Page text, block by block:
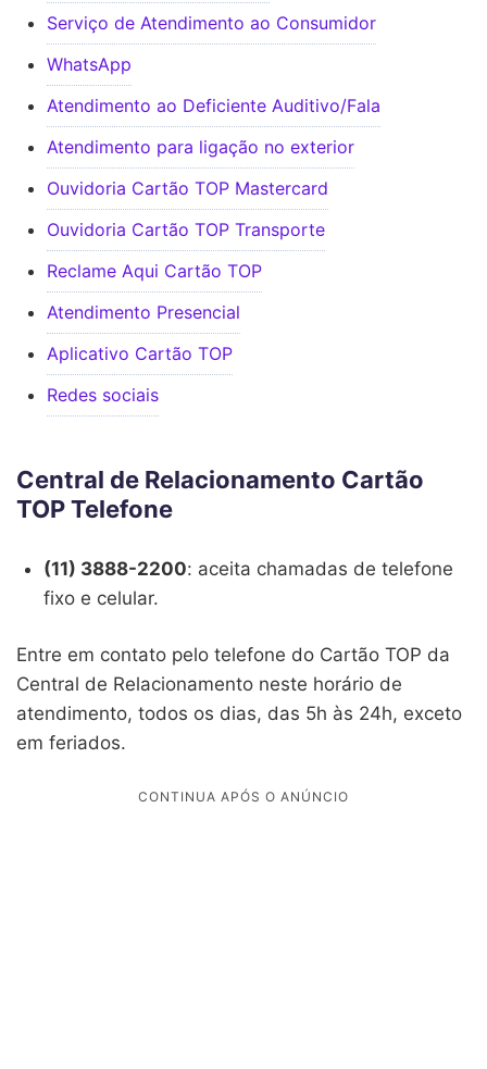
Serviço de Atendimento ao Consumidor
WhatsApp
Atendimento ao Deficiente Auditivo/Fala
Atendimento para ligação no exterior
Ouvidoria Cartão TOP Mastercard
Ouvidoria Cartão TOP Transporte
Reclame Aqui Cartão TOP
Atendimento Presencial
Aplicativo Cartão TOP
Redes sociais
Central de Relacionamento Cartão
TOP Telefone
(11) 3888-2200: aceita chamadas de telefone
fixo e celular.
Entre em contato pelo telefone do Cartão TOP da
Central de Relacionamento neste horário de
atendimento, todos os dias, das 5h às 24h, exceto
em feriados.